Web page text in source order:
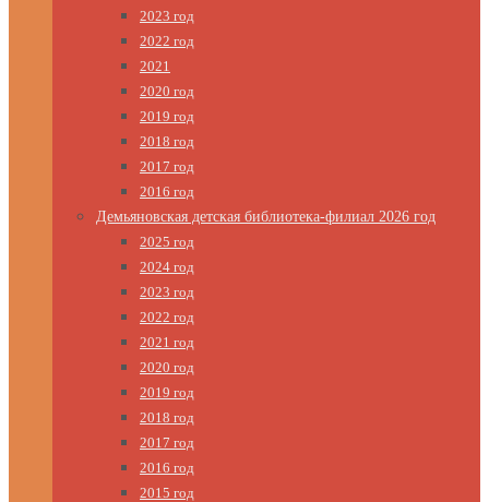
2023 год
2022 год
2021
2020 год
2019 год
2018 год
2017 год
2016 год
Демьяновская детская библиотека-филиал 2026 год
2025 год
2024 год
2023 год
2022 год
2021 год
2020 год
2019 год
2018 год
2017 год
2016 год
2015 год